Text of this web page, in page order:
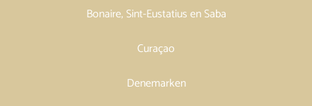
Bonaire, Sint-Eustatius en Saba
Curaçao
Denemarken